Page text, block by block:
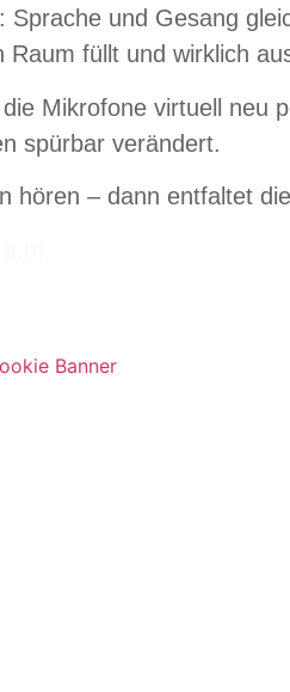
Sprache und Gesang
füllt und wirklich
Mikrofone virtuell neu
spürbar verändert.
hören – dann entfaltet
Banner